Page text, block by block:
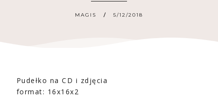
MAGIS 5/12/2018
Pudełko na CD i zdjęcia
format: 16x16x2